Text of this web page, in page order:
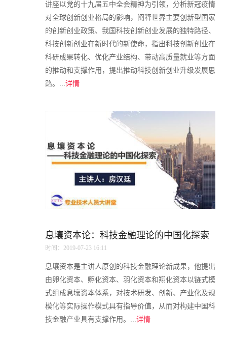
讲座以党的十九届五中全会精神为引领，分析新冠疫情
对全球创新创业格局的影响，阐释世界主要创新型国家
的创新创业政策、我国科技创新创业发展的独特路径、
科技创新创业在新时代的新使命，指出科技创新创业在
科研成果转化、优化产业结构、带动高质量就业等方面
的推动和支撑作用，提出推动科技创新创业升级发展思
路。...详情
息壤资本论：科技金融理论的中国化探索
时间：2019-07-23 16:11
息壤资本是主讲人原创的科技金融理论新成果，他提出
由卵化资本、孵化资本、羽化资本和翔化资本以链式模
式组成息壤资本体系，对技术研发、创新、产业化及规
模化等实际操作模式具有指导价值，从而对构建中国科
技金融产业具有支撑作用。...详情